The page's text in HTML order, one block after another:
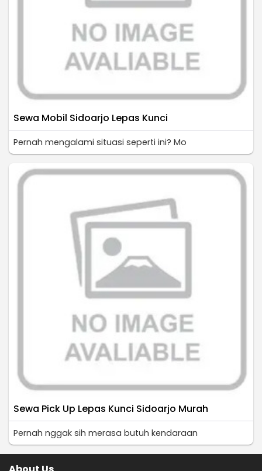
Sewa Mobil Sidoarjo Lepas Kunci
Pernah mengalami situasi seperti ini? Mo
Sewa Pick Up Lepas Kunci Sidoarjo Murah
Pernah nggak sih merasa butuh kendaraan